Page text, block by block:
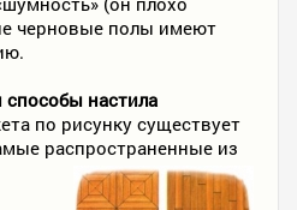
черновые полы имеют
настила
по рисунку существует
распространенные из